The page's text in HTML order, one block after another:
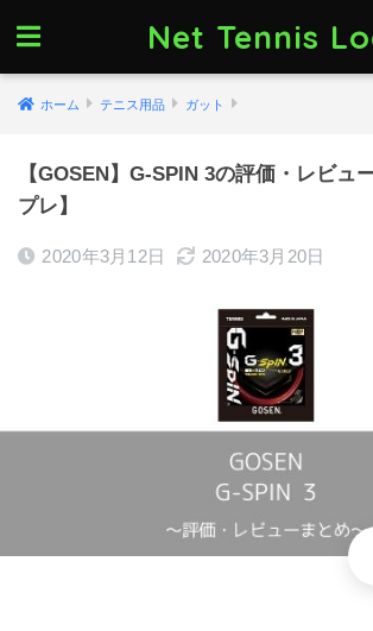
Net Tennis
ホーム テニス用品 ガット
【GOSEN】G-SPIN 3の評価・レビュ
プレ】
2020年3月12日 2020年3月20日